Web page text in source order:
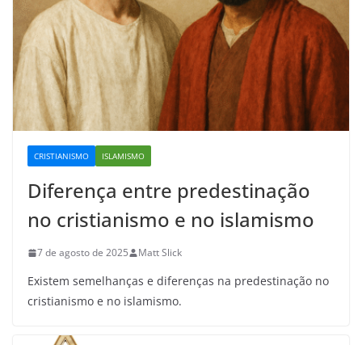
CRISTIANISMO ISLAMISMO
Diferença entre predestinação
no cristianismo e no islamismo
7 de agosto de 2025 Matt Slick
Existem semelhanças e diferenças na predestinação no
cristianismo e no islamismo.